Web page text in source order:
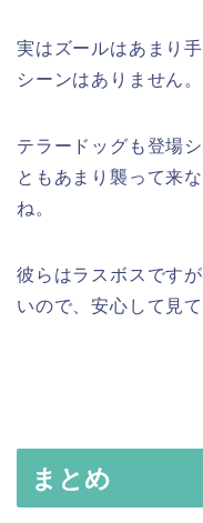
実はズールはあまり
シーンはありません。
テラードッグも登場
ともあまり襲って来
ね。
彼らはラスボスです
いので、安心して見て
まとめ